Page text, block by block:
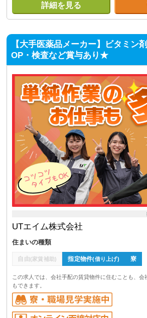
詳細を見る
【大手医薬品メーカー】ビタミン
OP・検査など賞与あり★
UTエイム株式会社
住まいの種類
自由(家賃補助) 指定物件(借り上げ) 寮
この求人では、会社手配の賃貸物件に住むことも、会
もできます。